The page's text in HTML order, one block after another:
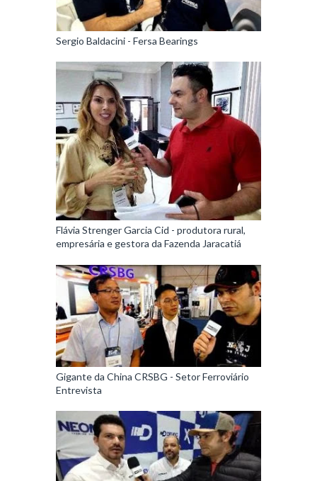
Sergio Baldacini - Fersa Bearings
Flávia Strenger Garcia Cid - produtora rural,
empresária e gestora da Fazenda Jaracatiá
Gigante da China CRSBG - Setor Ferroviário
Entrevista